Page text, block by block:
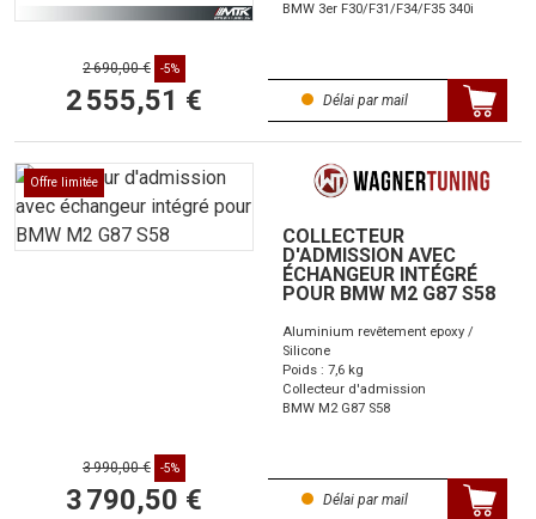
BMW 3er F30/F31/F34/F35 340i
2 690,00 € -5%
2 555,51 € Délai par mail
Offre limitée
COLLECTEUR
D'ADMISSION AVEC
ÉCHANGEUR INTÉGRÉ
POUR BMW M2 G87 S58
Aluminium revêtement epoxy /
Silicone
Poids : 7,6 kg
Collecteur d'admission
BMW M2 G87 S58
3 990,00 € -5%
3 790,50 € Délai par mail